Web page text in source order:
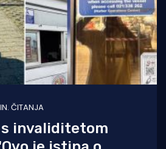
ČITANJA
invaliditetom